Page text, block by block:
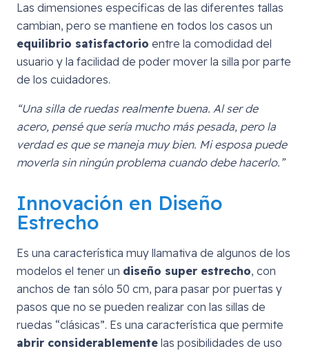
Las dimensiones específicas de las diferentes tallas
cambian, pero se mantiene en todos los casos un
equilibrio satisfactorio entre la comodidad del
usuario y la facilidad de poder mover la silla por parte
de los cuidadores.
“Una silla de ruedas realmente buena. Al ser de
acero, pensé que sería mucho más pesada, pero la
verdad es que se maneja muy bien. Mi esposa puede
moverla sin ningún problema cuando debe hacerlo.”
Innovación en Diseño
Estrecho
Es una característica muy llamativa de algunos de los
modelos el tener un diseño super estrecho, con
anchos de tan sólo 50 cm, para pasar por puertas y
pasos que no se pueden realizar con las sillas de
ruedas “clásicas”. Es una característica que permite
abrir considerablemente las posibilidades de uso